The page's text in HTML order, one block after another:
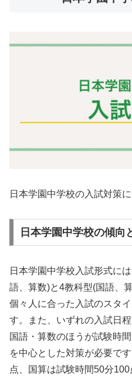
日本学園中学校の入試対策
日本学園中学校の傾向
日本学園中学校入試形式に
語、算数)と4教科型(国語、
個々人に合った入試のスタ
す。また、いずれの入試日
国語・算数のほうが試験時
を中心とした対策が必要で
点、国算は試験時間50分